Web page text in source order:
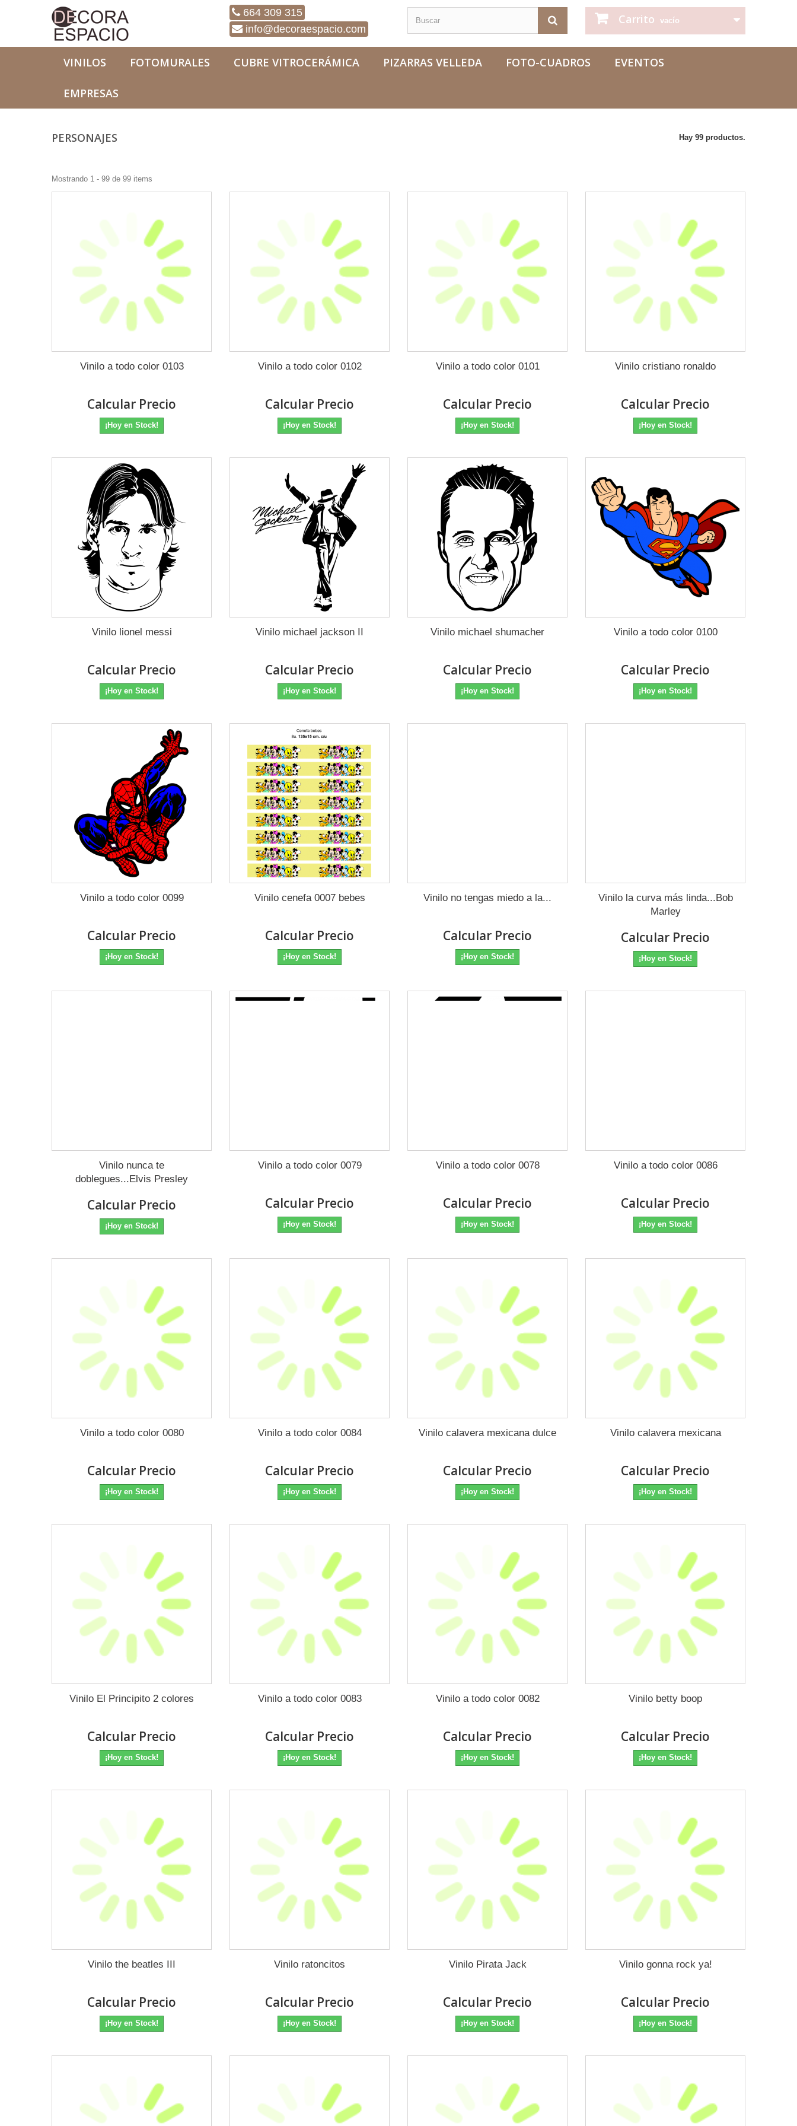
664 309 315
info@decoraespacio.com
Carrito vacío
VINILOS FOTOMURALES CUBRE VITROCERÁMICA PIZARRAS VELLEDA FOTO-CUADROS EVENTOS
EMPRESAS
Vinilos
PERSONAJES Hay 99 productos.
Mostrando 1 - 99 de 99 items
Vinilo a todo color 0103
Calcular Precio
¡Hoy en Stock!
Vinilo a todo color 0102
Calcular Precio
¡Hoy en Stock!
Vinilo a todo color 0101
Calcular Precio
¡Hoy en Stock!
Vinilo cristiano ronaldo
Calcular Precio
¡Hoy en Stock!
Vinilo lionel messi
Calcular Precio
¡Hoy en Stock!
Vinilo michael jackson II
Calcular Precio
¡Hoy en Stock!
Vinilo michael shumacher
Calcular Precio
¡Hoy en Stock!
Vinilo a todo color 0100
Calcular Precio
¡Hoy en Stock!
Vinilo a todo color 0099
Calcular Precio
¡Hoy en Stock!
Vinilo cenefa 0007 bebes
Calcular Precio
¡Hoy en Stock!
Vinilo no tengas miedo a la...
Calcular Precio
¡Hoy en Stock!
Vinilo la curva más linda...Bob
Marley
Calcular Precio
¡Hoy en Stock!
Vinilo nunca te
doblegues...Elvis Presley
Calcular Precio
¡Hoy en Stock!
Vinilo a todo color 0079
Calcular Precio
¡Hoy en Stock!
Vinilo a todo color 0078
Calcular Precio
¡Hoy en Stock!
Vinilo a todo color 0086
Calcular Precio
¡Hoy en Stock!
Vinilo a todo color 0080
Calcular Precio
¡Hoy en Stock!
Vinilo a todo color 0084
Calcular Precio
¡Hoy en Stock!
Vinilo calavera mexicana dulce
Calcular Precio
¡Hoy en Stock!
Vinilo calavera mexicana
Calcular Precio
¡Hoy en Stock!
Vinilo El Principito 2 colores
Calcular Precio
¡Hoy en Stock!
Vinilo a todo color 0083
Calcular Precio
¡Hoy en Stock!
Vinilo a todo color 0082
Calcular Precio
¡Hoy en Stock!
Vinilo betty boop
Calcular Precio
¡Hoy en Stock!
Vinilo the beatles III
Calcular Precio
¡Hoy en Stock!
Vinilo ratoncitos
Calcular Precio
¡Hoy en Stock!
Vinilo Pirata Jack
Calcular Precio
¡Hoy en Stock!
Vinilo gonna rock ya!
Calcular Precio
¡Hoy en Stock!